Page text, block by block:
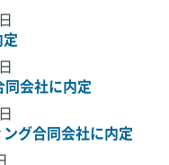
会社に内定
グ合同会社に内定